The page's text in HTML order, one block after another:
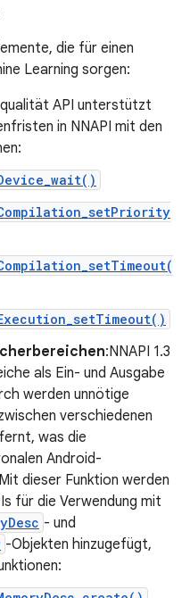
die für einen
Learning sorgen:
API unterstützt
in NNAPI mit den
:NNAPI 1.3
als Ein- und Ausgabe
werden unnötige
verschiedenen
was die
Android-
dieser Funktion werden
für die Verwendung mit
- und
-Objekten hinzugefügt,